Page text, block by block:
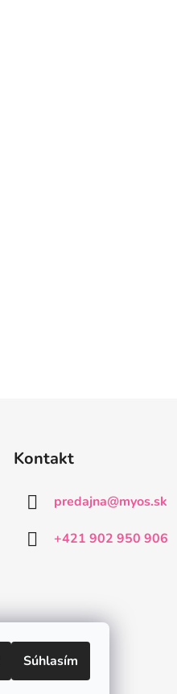
Súhlasím
Kontakt
predajna@myos.sk
+421 902 950 906